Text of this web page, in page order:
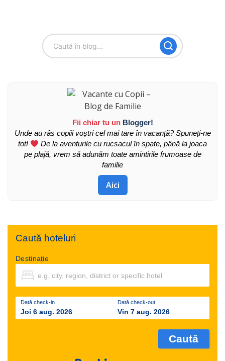
Fii chiar tu un Blogger!
Unde au râs copiii voștri cel mai tare în vacanță? Spuneți-ne
tot!
De la aventurile cu rucsacul în spate, până la joaca
pe plajă, vrem să adunăm toate amintirile frumoase de
familie
Aici
Caută hoteluri
Destinație
Dată check-in
Joi 6 aug. 2026
Dată check-out
Vin 7 aug. 2026